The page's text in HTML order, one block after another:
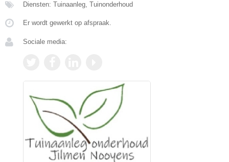
Diensten: Tuinaanleg, Tuinonderhoud
Er wordt gewerkt op afspraak.
Sociale media: